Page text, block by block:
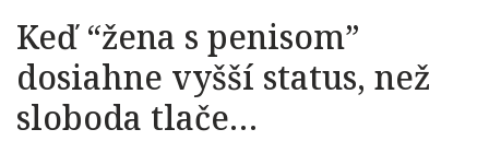
Keď “žena s penisom”
dosiahne vyšší status, než
sloboda tlače…